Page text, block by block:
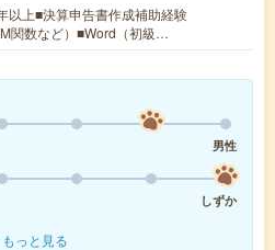
以上■決算申告書作成補助経験
関数など）■Word（初級…
男性
しずか
もっと見る